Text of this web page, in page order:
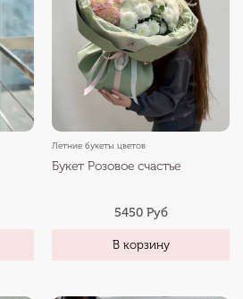
Летние букеты цветов
Букет Розовое счастье
5450 Руб
В корзину